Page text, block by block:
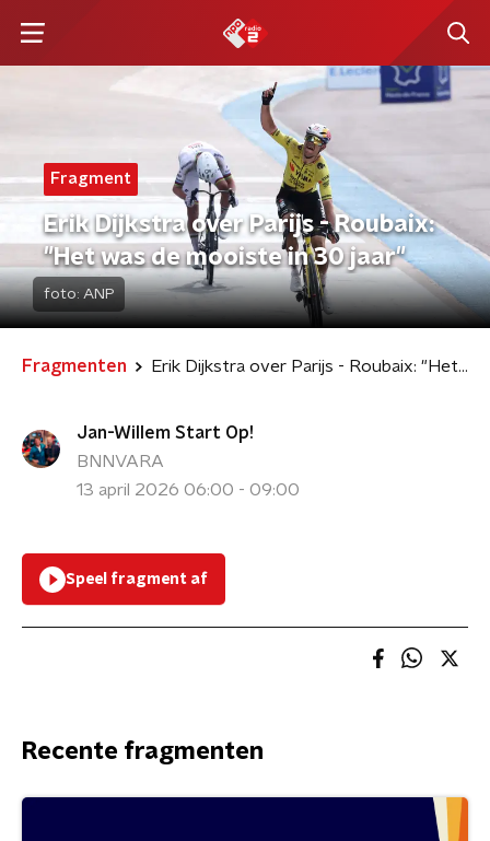
Fragment
Erik Dijkstra over Parijs - Roubaix:
"Het was de mooiste in 30 jaar"
foto: ANP
Fragmenten Erik Dijkstra over Parijs - Roubaix: "Het was de mooiste in 30 jaar"
Jan-Willem Start Op!
BNNVARA
13 april 2026 06:00 - 09:00
Speel fragment af
Recente fragmenten